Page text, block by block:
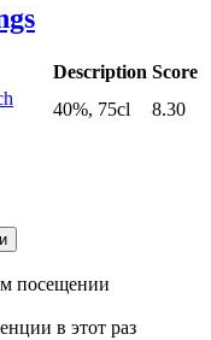
Description Score
40%, 75cl 8.30
посещении
в этот раз